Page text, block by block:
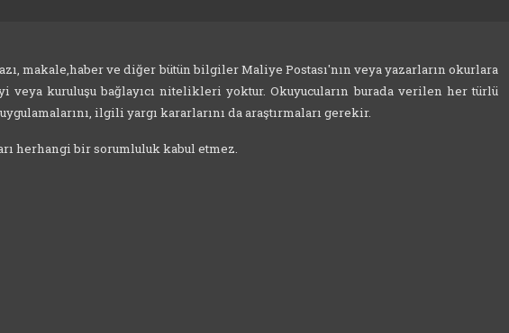
makale,haber ve diğer bütün bilgiler Maliye Postası'nın veya yazarların okurlara
kuruluşu bağlayıcı nitelikleri yoktur. Okuyucuların burada verilen her türlü
ilgili yargı kararlarını da araştırmaları gerekir.
herhangi bir sorumluluk kabul etmez.